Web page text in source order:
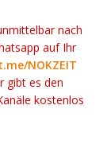
nach
auf Ihr
NOKZEIT
gibt es den
kostenlos